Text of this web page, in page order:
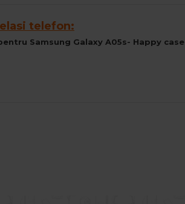
telefon:
Samsung Galaxy A05s- Happy case